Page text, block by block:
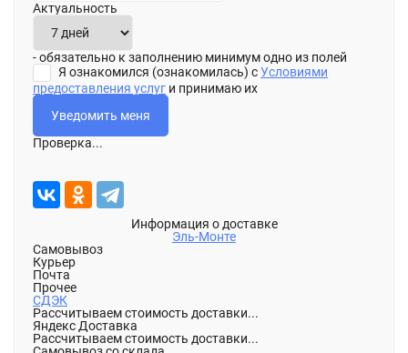
Актуальность
- обязательно к заполнению минимум одно из полей
Я ознакомился (ознакомилась) сУсловиями
предоставления услуг и принимаю их
Проверка...
Информация о доставке
Эль-Монте
Самовывоз
Курьер
Почта
Прочее
СДЭК
Рассчитываем стоимость доставки...
Яндекс Доставка
Рассчитываем стоимость доставки...